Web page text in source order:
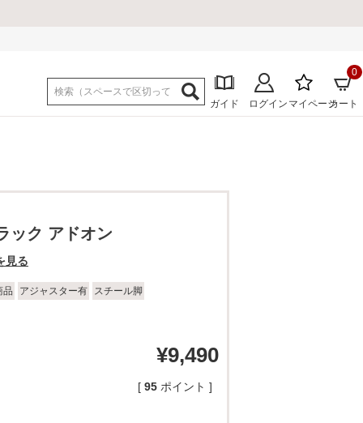
ガイド ログイン マイページカート
0
ック アドオン
見る
品 アジャスター有 スチール脚
¥9,490
[ 95 ポイント ]